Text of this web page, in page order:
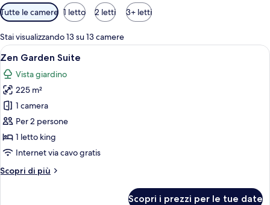
Filtri
disponibili
per
le
camere
Tutte le camere 1 letto 2 letti 3+ letti
Stai visualizzando 13 su 13 camere
Apri
tutte
le
foto
per
Zen
Garden
Suite
Una moderna camera d'hotel con
7
Zen Garden Suite
Vista giardino
225 m²
1 camera
Per 2 persone
1 letto king
Internet via cavo gratis
Scopri di più
Altri
Scopri i prezzi per le tue date